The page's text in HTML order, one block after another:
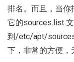
排名。而且，当你
它的sources.list
到/etc/apt/
下，非常的方便，